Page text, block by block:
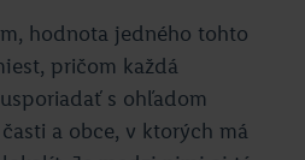
hodnota jedného tohto
pričom každá
s ohľadom
a obce, v ktorých má